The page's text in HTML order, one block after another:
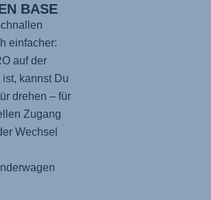
BASE
einfacher:
auf der
kannst Du
drehen – für
Zugang
Wechsel